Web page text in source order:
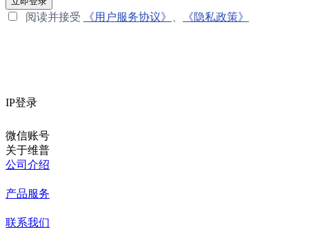
阅读并接受 《用户服务协议》 《隐私政策》
IP登录
微信账号
关于维普
公司介绍
产品服务
联系我们